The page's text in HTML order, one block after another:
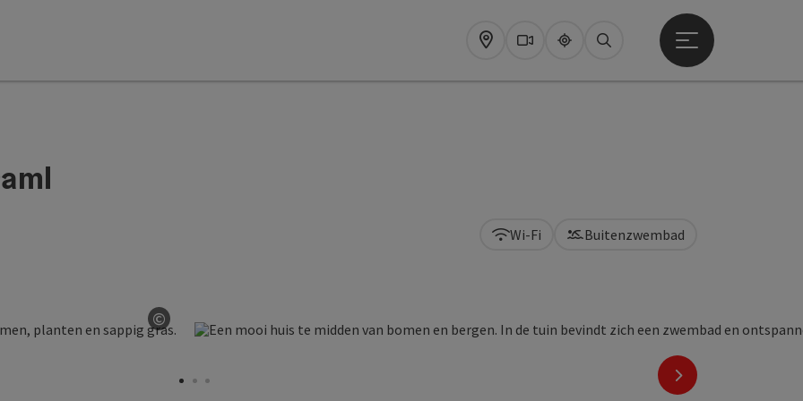
Map WebcamsUpperguide
Zoeken
Startmenu openen
©
Start Copyright
nächstes Element
Wi-Fi Buitenzwembad